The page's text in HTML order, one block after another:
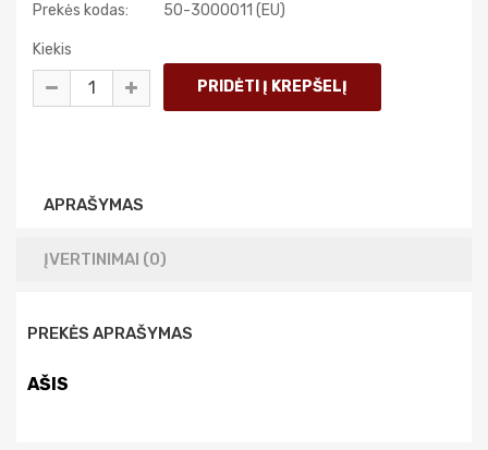
Prekės kodas: 50-3000011 (EU)
Kiekis
APRAŠYMAS
ĮVERTINIMAI (0)
PREKĖS APRAŠYMAS
AŠIS